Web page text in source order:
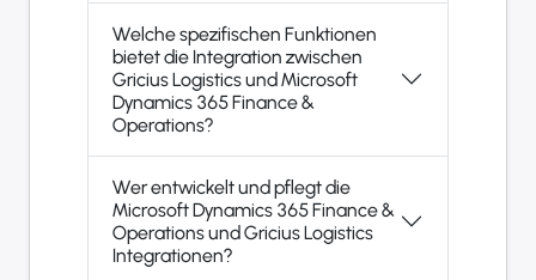
Welche spezifischen Funktionen
bietet die Integration zwischen
Gricius Logistics und Microsoft
Dynamics 365 Finance &
Operations?
Wer entwickelt und pflegt die
Microsoft Dynamics 365 Finance &
Operations und Gricius Logistics
Integrationen?